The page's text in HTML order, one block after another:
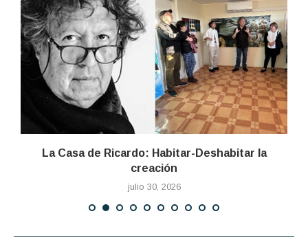
La Casa de Ricardo: Habitar-Deshabitar la
creación
julio 30, 2026